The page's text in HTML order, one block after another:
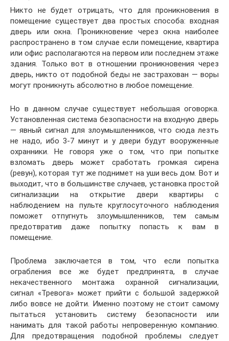
Никто не будет отрицать, что для проникновения в
помещение существует два простых способа: входная
дверь или окна. Проникновение через окна наиболее
распространено в том случае если помещение, квартира
или офис располагаются на первом или последнем этаже
здания. Только вот в отношении проникновения через
дверь, никто от подобной беды не застрахован — воры
могут проникнуть абсолютно в любое помещение.
Но в данном случае существует небольшая оговорка.
Установленная система безопасности на входную дверь
— явный сигнал для злоумышленников, что сюда лезть
не надо, ибо 3-7 минут и у двери будут вооруженные
охранники. Не говоря уже о том, что при попытке
взломать дверь может сработать громкая сирена
(ревун), которая тут же поднимет на уши весь дом. Вот и
выходит, что в большинстве случаев, установка простой
сигнализации на открытие двери квартиры с
наблюдением на пульте круглосуточного наблюдения
поможет отпугнуть злоумышленников, тем самым
предотвратив даже попытку попасть к вам в
помещение.
Проблема заключается в том, что если попытка
ограбления все же будет предпринята, в случае
некачественного монтажа охранной сигнализации,
сигнал «Тревога» может прийти с большой задержкой
либо вовсе не дойти. Именно поэтому не стоит самому
пытаться установить систему безопасности или
нанимать для такой работы непроверенную компанию.
Для предотвращения подобной проблемы следует